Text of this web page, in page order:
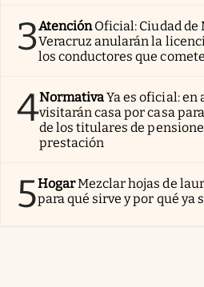
3AtenciónOficial: Ciudad de
Veracruz anularán la
los conductores que
4NormativaYa es oficial: en
visitarán casa por casa
de los titulares de
prestación
5HogarMezclar hojas de
para qué sirve y por qué ya